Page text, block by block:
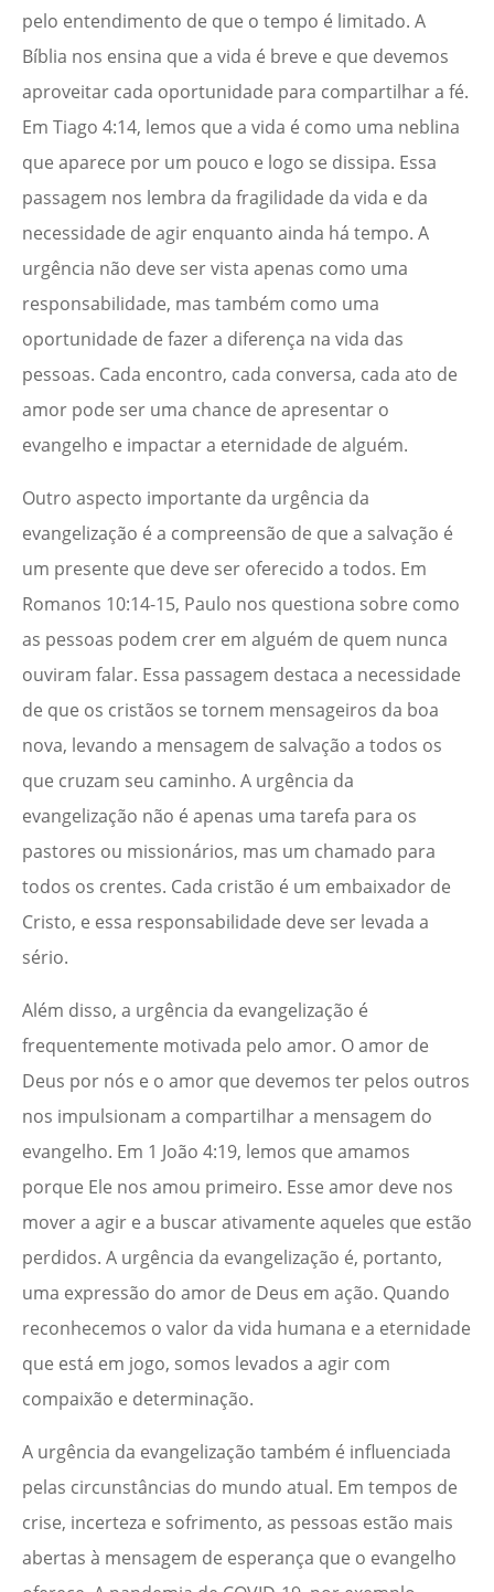
pelo entendimento de que o tempo é limitado. A
Bíblia nos ensina que a vida é breve e que devemos
aproveitar cada oportunidade para compartilhar a fé.
Em Tiago 4:14, lemos que a vida é como uma neblina
que aparece por um pouco e logo se dissipa. Essa
passagem nos lembra da fragilidade da vida e da
necessidade de agir enquanto ainda há tempo. A
urgência não deve ser vista apenas como uma
responsabilidade, mas também como uma
oportunidade de fazer a diferença na vida das
pessoas. Cada encontro, cada conversa, cada ato de
amor pode ser uma chance de apresentar o
evangelho e impactar a eternidade de alguém.
Outro aspecto importante da urgência da
evangelização é a compreensão de que a salvação é
um presente que deve ser oferecido a todos. Em
Romanos 10:14-15, Paulo nos questiona sobre como
as pessoas podem crer em alguém de quem nunca
ouviram falar. Essa passagem destaca a necessidade
de que os cristãos se tornem mensageiros da boa
nova, levando a mensagem de salvação a todos os
que cruzam seu caminho. A urgência da
evangelização não é apenas uma tarefa para os
pastores ou missionários, mas um chamado para
todos os crentes. Cada cristão é um embaixador de
Cristo, e essa responsabilidade deve ser levada a
sério.
Além disso, a urgência da evangelização é
frequentemente motivada pelo amor. O amor de
Deus por nós e o amor que devemos ter pelos outros
nos impulsionam a compartilhar a mensagem do
evangelho. Em 1 João 4:19, lemos que amamos
porque Ele nos amou primeiro. Esse amor deve nos
mover a agir e a buscar ativamente aqueles que estão
perdidos. A urgência da evangelização é, portanto,
uma expressão do amor de Deus em ação. Quando
reconhecemos o valor da vida humana e a eternidade
que está em jogo, somos levados a agir com
compaixão e determinação.
A urgência da evangelização também é influenciada
pelas circunstâncias do mundo atual. Em tempos de
crise, incerteza e sofrimento, as pessoas estão mais
abertas à mensagem de esperança que o evangelho